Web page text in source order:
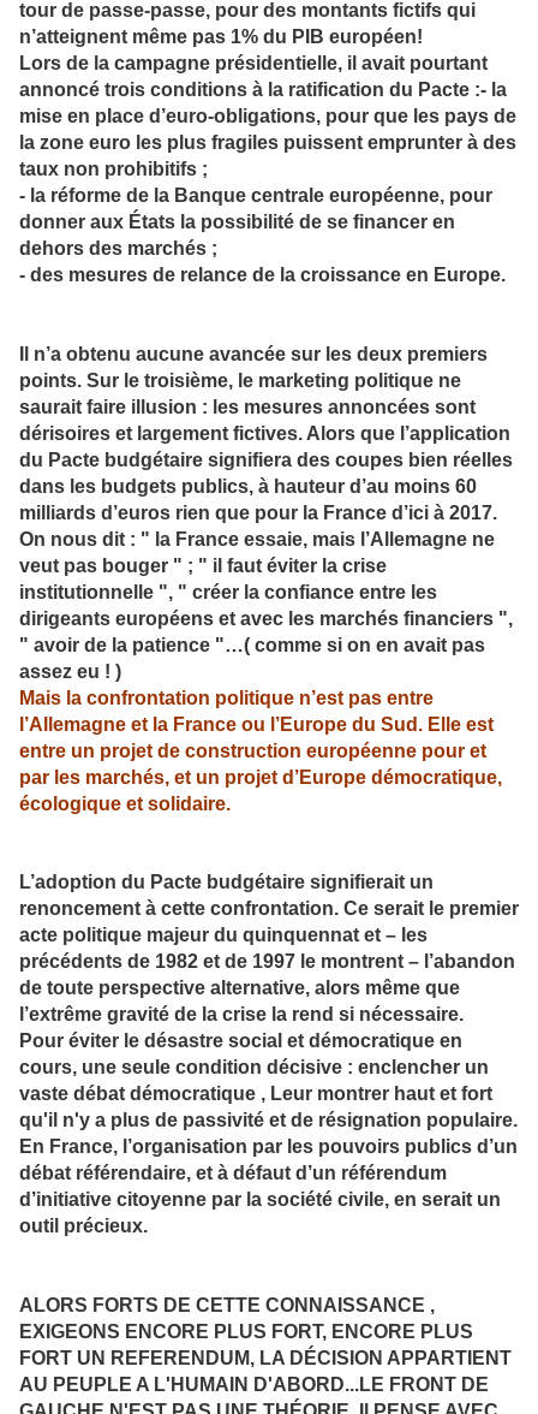
tour de passe-passe, pour des montants fictifs qui
n’atteignent même pas 1% du PIB européen!
Lors de la campagne présidentielle, il avait pourtant
annoncé trois conditions à la ratification du Pacte :- la
mise en place d’euro-obligations, pour que les pays de
la zone euro les plus fragiles puissent emprunter à des
taux non prohibitifs ;
- la réforme de la Banque centrale européenne, pour
donner aux États la possibilité de se financer en
dehors des marchés ;
- des mesures de relance de la croissance en Europe.
Il n’a obtenu aucune avancée sur les deux premiers
points. Sur le troisième, le marketing politique ne
saurait faire illusion : les mesures annoncées sont
dérisoires et largement fictives. Alors que l’application
du Pacte budgétaire signifiera des coupes bien réelles
dans les budgets publics, à hauteur d’au moins 60
milliards d’euros rien que pour la France d’ici à 2017.
On nous dit : " la France essaie, mais l’Allemagne ne
veut pas bouger " ; " il faut éviter la crise
institutionnelle ", " créer la confiance entre les
dirigeants européens et avec les marchés financiers ",
" avoir de la patience "…( comme si on en avait pas
assez eu ! )
Mais la confrontation politique n’est pas entre
l’Allemagne et la France ou l’Europe du Sud. Elle est
entre un projet de construction européenne pour et
par les marchés, et un projet d’Europe démocratique,
écologique et solidaire.
L’adoption du Pacte budgétaire signifierait un
renoncement à cette confrontation. Ce serait le premier
acte politique majeur du quinquennat et – les
précédents de 1982 et de 1997 le montrent – l’abandon
de toute perspective alternative, alors même que
l’extrême gravité de la crise la rend si nécessaire.
Pour éviter le désastre social et démocratique en
cours, une seule condition décisive : enclencher un
vaste débat démocratique , Leur montrer haut et fort
qu'il n'y a plus de passivité et de résignation populaire.
En France, l’organisation par les pouvoirs publics d’un
débat référendaire, et à défaut d’un référendum
d’initiative citoyenne par la société civile, en serait un
outil précieux.
ALORS FORTS DE CETTE CONNAISSANCE ,
EXIGEONS ENCORE PLUS FORT, ENCORE PLUS
FORT UN REFERENDUM, LA DÉCISION APPARTIENT
AU PEUPLE A L'HUMAIN D'ABORD...LE FRONT DE